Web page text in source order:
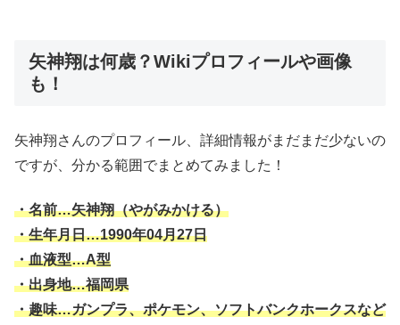
矢神翔は何歳？Wikiプロフィールや画像
も！
矢神翔さんのプロフィール、詳細情報がまだまだ少ないの
ですが、分かる範囲でまとめてみました！
・名前…矢神翔（やがみかける）
・生年月日…1990年04月27日
・血液型…A型
・出身地…福岡県
・趣味…ガンプラ、ポケモン、ソフトバンクホークスなど